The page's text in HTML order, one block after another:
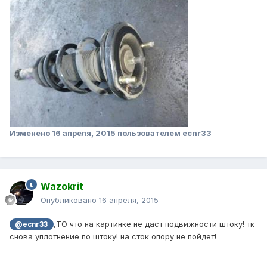
Изменено 16 апреля, 2015 пользователем ecnr33
Wazokrit
Опубликовано 16 апреля, 2015
@ecnr33
,ТО что на картинке не даст подвижности штоку! тк
снова уплотнение по штоку! на сток опору не пойдет!